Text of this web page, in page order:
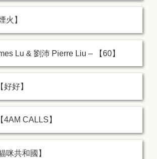
火】
Lu & 劉沛 Pierre Liu – 【60】
好】
4AM CALLS】
咪共和國】